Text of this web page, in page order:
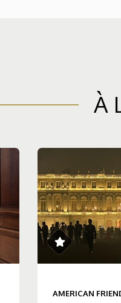
À
AMERICAN